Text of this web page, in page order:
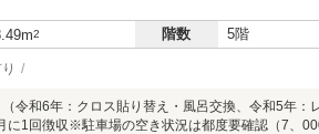
2 階数 5階
令和6年：クロス貼り替え・風呂交換、令和5年：
に1回徴収※駐車場の空き状況は都度要確認（7、